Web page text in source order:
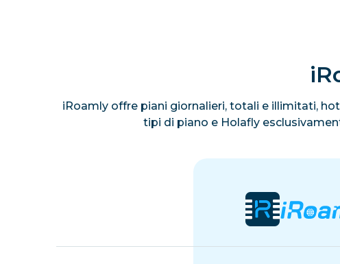
iRoamly offre piani giornalieri, totali e illimitati,
tipi di piano e Holafly